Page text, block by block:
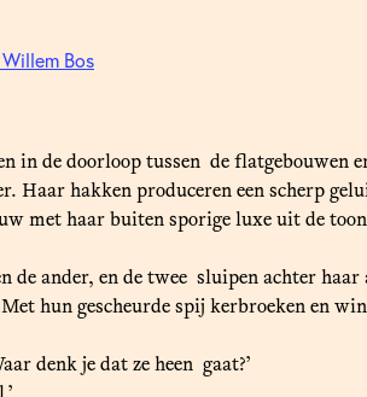
Bos
in de doorloop tussen de flatgebouwen
Haar hakken produceren een scherp
met haar buiten sporige luxe uit de
de ander, en de twee sluipen achter haar
hun gescheurde spij kerbroeken en
denk je dat ze heen gaat?’